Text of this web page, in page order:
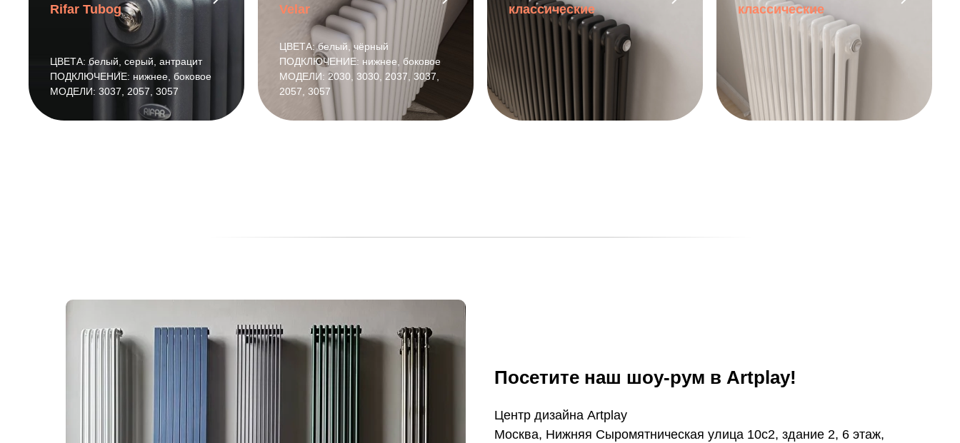
Rifar Tubog
ЦВЕТА: белый, серый, антрацит
ПОДКЛЮЧЕНИЕ: нижнее, боковое
МОДЕЛИ: 3037, 2057, 3057
Velar
ЦВЕТА: белый, чёрный
ПОДКЛЮЧЕНИЕ: нижнее, боковое
МОДЕЛИ: 2030, 3030, 2037, 3037,
2057, 3057
классические
классические
Посетите наш шоу-рум в Artplay!
Центр дизайна Artplay
Москва, Нижняя Сыромятническая улица 10с2, здание 2, 6 этаж,